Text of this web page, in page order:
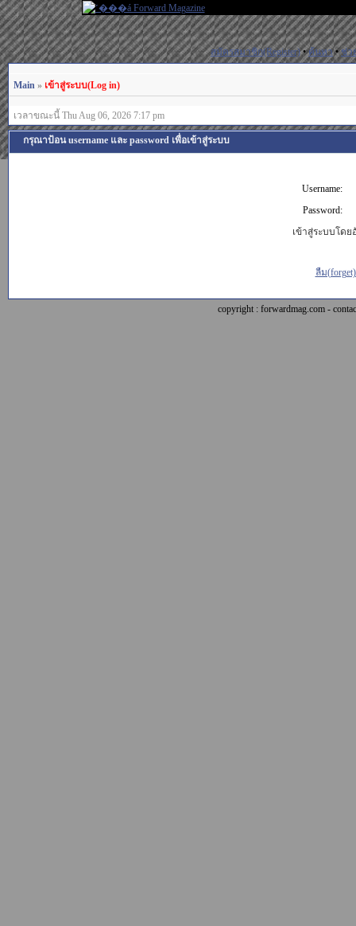
สมัครสมาชิก(Register)•ค้นหา•ช่ว
Main » เข้าสู่ระบบ(Log in)
เวลาขณะนี้ Thu Aug 06, 2026 7:17 pm
กรุณาป้อน username และ password เพื่อเข้าสู่ระบบ
Username:
Password:
เข้าสู่ระบบโดย
ลืม
copyright : forwardmag.com -